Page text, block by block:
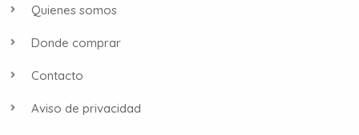
Quienes somos
Donde comprar
Contacto
Aviso de privacidad